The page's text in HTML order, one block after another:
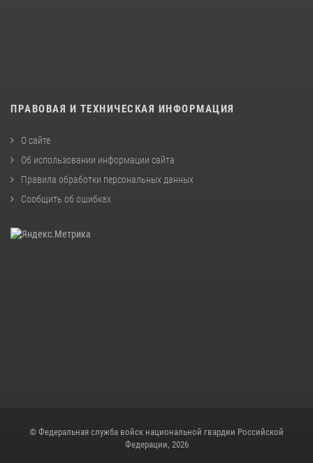
ПРАВОВАЯ И ТЕХНИЧЕСКАЯ ИНФОРМАЦИЯ
О сайте
Об использовании информации сайта
Правила обработки персональных данных
Сообщить об ошибках
© Федеральная служба войск национальной гвардии Российской
Федерации, 2026